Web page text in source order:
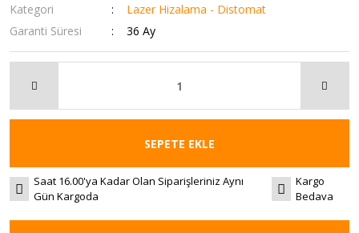
Kategori
Lazer Hizalama - Distomat
Garanti Süresi
36 Ay
SEPETE EKLE
Saat 16.00'ya Kadar Olan Siparişleriniz Aynı
Gün Kargoda
Kargo
Bedava